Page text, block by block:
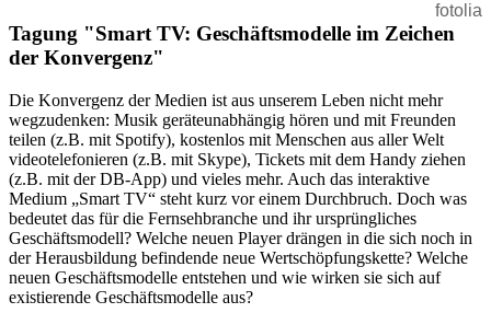
fotolia
​Tagung "Smart TV: Geschäftsmodelle im Zeichen
der Konvergenz"
Die Konvergenz der Medien ist aus unserem Leben nicht mehr
wegzudenken: Musik geräteunabhängig hören und mit Freunden
teilen (z.B. mit Spotify), kostenlos mit Menschen aus aller Welt
videotelefonieren (z.B. mit Skype), Tickets mit dem Handy ziehen
(z.B. mit der DB-App) und vieles mehr. Auch das interaktive
Medium „Smart TV“ steht kurz vor einem Durchbruch. Doch was
bedeutet das für die Fernsehbranche und ihr ursprüngliches
Geschäftsmodell? Welche neuen Player drängen in die sich noch in
der Herausbildung befindende neue Wertschöpfungskette? Welche
neuen Geschäftsmodelle entstehen und wie wirken sie sich auf
existierende Geschäftsmodelle aus?